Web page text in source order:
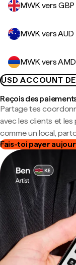
MWK vers GBP
MWK vers AUD
MWK vers AMD
USD ACCOUNT
Reçois des
Partage tes
avec les clients et
comme un local,
Fais-toi payer